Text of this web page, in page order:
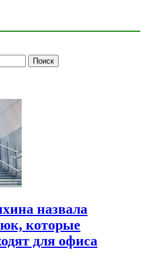
назвала
которые
для офиса